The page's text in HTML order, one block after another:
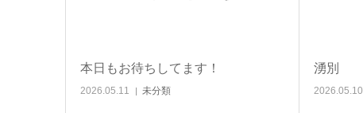
本日もお待ちしてます！
2026.05.11 未分類
湧別
2026.05.10